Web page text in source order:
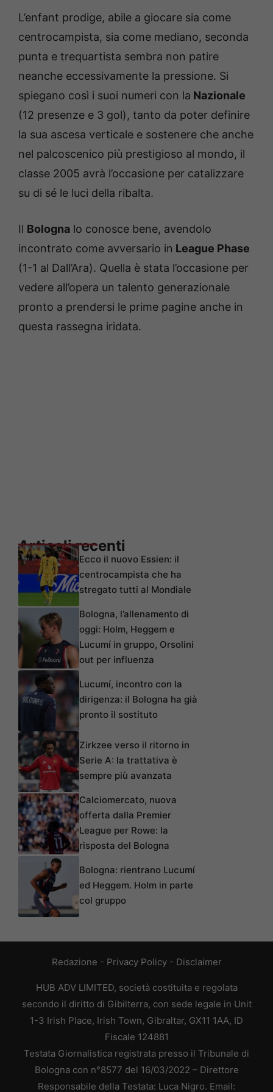
L’enfant prodige, abile a giocare sia come
centrocampista, sia come mediano, seconda
punta e trequartista sembra non patire
neanche eccessivamente la pressione. Si
spiegano così i suoi numeri con la Nazionale
(12 presenze e 3 gol), tanto da poter definire
la sua ascesa verticale e sostenere che anche
nel palcoscenico più prestigioso al mondo, il
classe 2005 avrà l’occasione per catalizzare
su di sé le luci della ribalta.
Il Bologna lo conosce bene, avendolo
incontrato come avversario in League Phase
(1-1 al Dall’Ara). Quella è stata l’occasione per
vedere all’opera un talento generazionale
pronto a prendersi le prime pagine anche in
questa rassegna iridata.
Articoli recenti
Ecco il nuovo Essien: il
centrocampista che ha
stregato tutti al Mondiale
Bologna, l’allenamento di
oggi: Holm, Heggem e
Lucumí in gruppo, Orsolini
out per influenza
Lucumí, incontro con la
dirigenza: il Bologna ha già
pronto il sostituto
Zirkzee verso il ritorno in
Serie A: la trattativa è
sempre più avanzata
Calciomercato, nuova
offerta dalla Premier
League per Rowe: la
risposta del Bologna
Bologna: rientrano Lucumí
ed Heggem. Holm in parte
col gruppo
Redazione - Privacy Policy- Disclaimer
HUB ADV LIMITED, società costituita e regolata
secondo il diritto di Gibilterra, con sede legale in Unit
1-3 Irish Place, Irish Town, Gibraltar, GX11 1AA, ID
Fiscale 124881
Testata Giornalistica registrata presso il Tribunale di
Bologna con n°8577 del 16/03/2022 – Direttore
Responsabile della Testata: Luca Nigro. Email: